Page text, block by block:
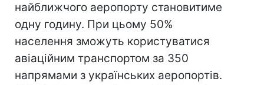
найближчого аеропорту становитиме
одну годину. При цьому 50%
населення зможуть користуватися
авіаційним транспортом за 350
напрямами з українських аеропортів.